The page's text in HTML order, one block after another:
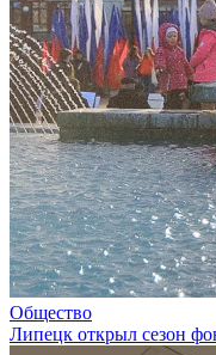
Общество
Липецк открыл сезон